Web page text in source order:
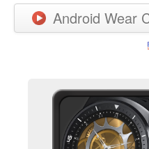
Android Wear
Games
New Releases